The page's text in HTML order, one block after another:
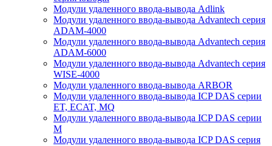
Модули удаленного ввода-вывода Adlink
Модули удаленного ввода-вывода Advantech серия
ADAM-4000
Модули удаленного ввода-вывода Advantech серия
ADAM-6000
Модули удаленного ввода-вывода Advantech серия
WISE-4000
Модули удаленного ввода-вывода ARBOR
Модули удаленного ввода-вывода ICP DAS серии
ET, ECAT, MQ
Модули удаленного ввода-вывода ICP DAS серии
M
Модули удаленного ввода-вывода ICP DAS серия